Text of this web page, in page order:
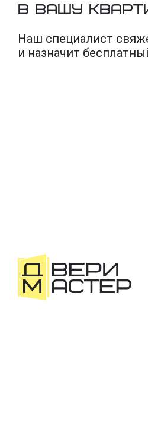
в вашу
Наш специалист
и назначит